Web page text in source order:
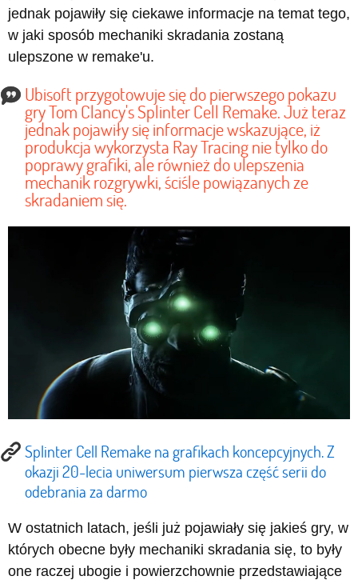
jednak pojawiły się ciekawe informacje na temat tego,
w jaki sposób mechaniki skradania zostaną
ulepszone w remake'u.
Ubisoft przygotowuje się do pierwszego pokazu
gry Tom Clancy's Splinter Cell Remake. Już teraz
jednak pojawiły się informacje wskazujące, iż
produkcja wykorzysta Ray Tracing nie tylko do
poprawy grafiki, ale również do ulepszenia
mechanik rozgrywki, ściśle powiązanych ze
skradaniem się.
Splinter Cell Remake na grafikach koncepcyjnych. Z
okazji 20-lecia uniwersum pierwsza część serii do
odebrania za darmo
W ostatnich latach, jeśli już pojawiały się jakieś gry, w
których obecne były mechaniki skradania się, to były
one raczej ubogie i powierzchownie przedstawiające